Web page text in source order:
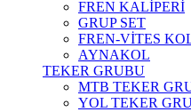
FREN KALİPERİ
GRUP SET
FREN-VİTES
AYNAKOL
TEKER GRUBU
MTB TEKER
YOL TEKER